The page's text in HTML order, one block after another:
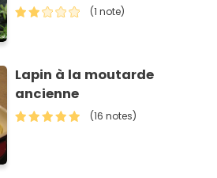
(1 note)
Lapin à la moutarde
ancienne
(16 notes)